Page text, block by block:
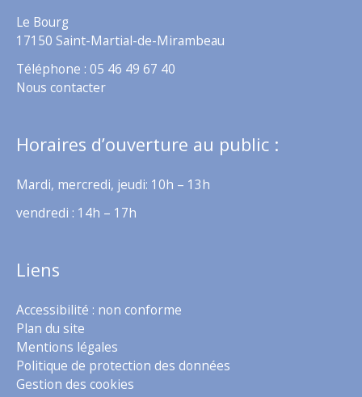
Le Bourg
17150 Saint-Martial-de-Mirambeau
Téléphone : 05 46 49 67 40
Nous contacter
Horaires d’ouverture au public :
Mardi, mercredi, jeudi: 10h – 13h
vendredi : 14h – 17h
Liens
Accessibilité : non conforme
Plan du site
Mentions légales
Politique de protection des données
Gestion des cookies